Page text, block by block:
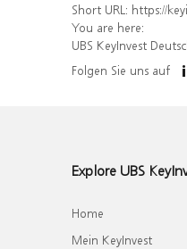
Short URL: https://keyinvest-
You are here:
UBS KeyInvest
Folgen Sie uns auf
Explore UBS
Home
Mein KeyInvest